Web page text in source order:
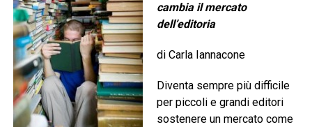
cambia il mercato
dell’editoria
di Carla Iannacone
Diventa sempre più difficile
per piccoli e grandi editori
sostenere un mercato come